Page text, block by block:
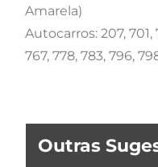
Amarela)
Autocarros: 207, 701,
767, 778, 783, 796,
Outras